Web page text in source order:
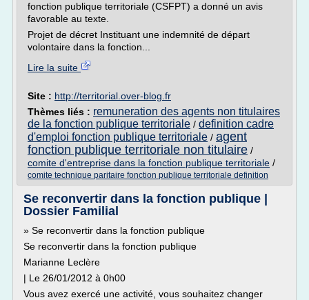
fonction publique territoriale (CSFPT) a donné un avis
favorable au texte.
Projet de décret Instituant une indemnité de départ
volontaire dans la fonction...
Lire la suite
Site : http://territorial.over-blog.fr
Thèmes liés : remuneration des agents non titulaires
de la fonction publique territoriale / definition cadre
d'emploi fonction publique territoriale / agent
fonction publique territoriale non titulaire /
comite d'entreprise dans la fonction publique territoriale /
comite technique paritaire fonction publique territoriale definition
Se reconvertir dans la fonction publique |
Dossier Familial
» Se reconvertir dans la fonction publique
Se reconvertir dans la fonction publique
Marianne Leclère
| Le 26/01/2012 à 0h00
Vous avez exercé une activité, vous souhaitez changer